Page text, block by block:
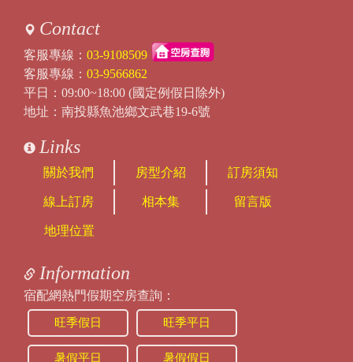
Contact
客服專線： 03-9108509
客服專線： 03-9566862
平日：09:00~18:00 (國定例假日除外)
地址：南投縣魚池鄉文武巷19-6號
Links
關於我們 房型介紹 訂房須知
線上訂房 相本集 留言版
地理位置
Information
宿配網熱門假期空房查詢：
旺季假日 旺季平日
暑假平日 暑假假日